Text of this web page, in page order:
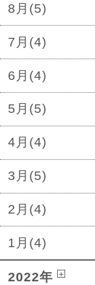
8月(5)
7月(4)
6月(4)
5月(5)
4月(4)
3月(5)
2月(4)
1月(4)
2022年